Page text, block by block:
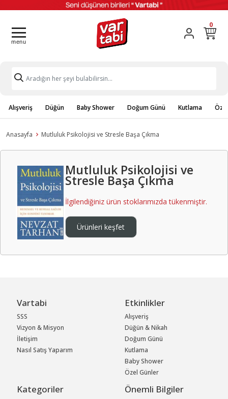
0
Alışveriş Düğün Baby Shower Doğum Günü Kutlama
Anasayfa Mutluluk Psikolojisi ve Stresle Başa Çıkma
Mutluluk Psikolojisi ve
Stresle Başa Çıkma
İlgilendiğiniz ürün stoklarımızda tükenmiştir.
Ürünleri keşfet
Vartabi
SSS
Vizyon & Misyon
İletişim
Nasıl Satış Yaparım
Etkinlikler
Alışveriş
Düğün & Nikah
Doğum Günü
Kutlama
Baby Shower
Özel Günler
Kategoriler Önemli Bilgiler